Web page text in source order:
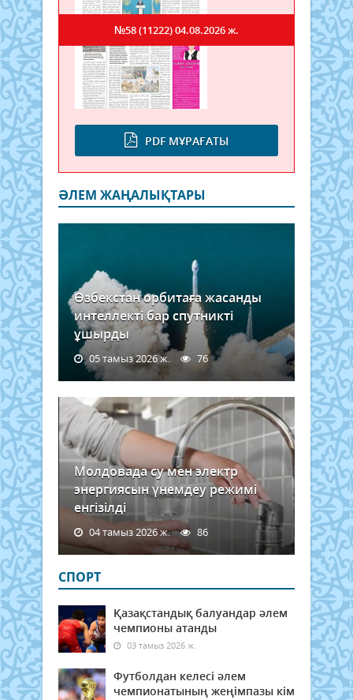
PDF МҰРАҒАТЫ
№58 (11222)04.08.2026 ж.
ӘЛЕМ ЖАҢАЛЫҚТАРЫ
Өзбекстан орбитаға жасанды
интеллекті бар спутникті
ұшырды
05 тамыз 2026 ж. 76
Молдовада су мен электр
энергиясын үнемдеу режимі
енгізілді
04 тамыз 2026 ж. 86
СПОРТ
Қазақстандық балуандар әлем
чемпионы атанды
03 тамыз 2026 ж.
Футболдан келесі әлем
чемпионатының жеңімпазы кім